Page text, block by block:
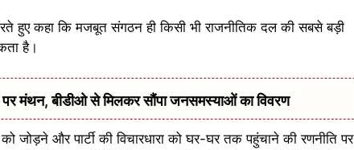
हुए कहा कि मजबूत संगठन ही किसी भी राजनीतिक दल की सबसे बड़ी
है।
मंथन, बीडीओ से मिलकर सौंपा जनसमस्याओं का विवरण
और पार्टी की विचारधारा को घर-घर तक पहुंचाने की रणनीति पर